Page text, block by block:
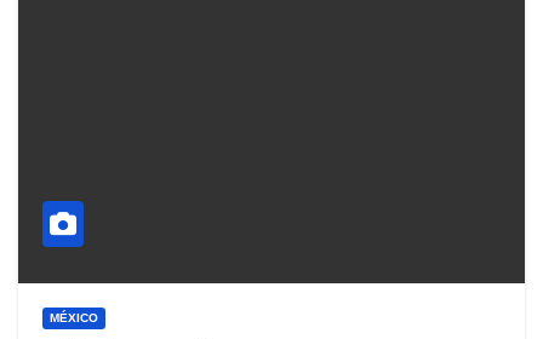
MÉXICO